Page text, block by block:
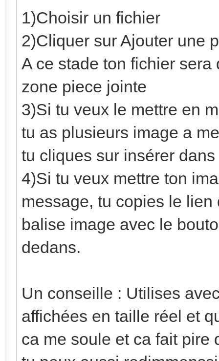
1)Choisir un fichier
2)Cliquer sur Ajouter une
A ce stade ton fichier
zone piece jointe
3)Si tu veux le mettre en
tu as plusieurs image a
tu cliques sur insérer
4)Si tu veux mettre ton
message, tu copies le
balise image avec le
dedans.
Un conseille : Utilises
affichées en taille réel et
ca me soule et ca fait pire